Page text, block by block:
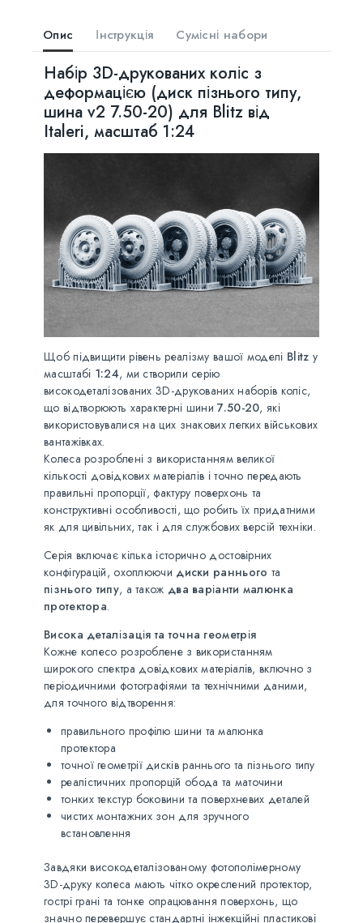
Опис Інструкція Сумісні набори
Набір 3D-друкованих коліс з
деформацією (диск пізнього типу,
шина v2 7.50-20) для Blitz від
Italeri, масштаб 1:24
Щоб підвищити рівень реалізму вашої моделі Blitz у
масштабі 1:24, ми створили серію
високодеталізованих 3D-друкованих наборів коліс,
що відтворюють характерні шини7.50-20, які
використовувалися на цих знакових легких військових
вантажівках.
Колеса розроблені з використанням великої
кількості довідкових матеріалів і точно передають
правильні пропорції, фактуру поверхонь та
конструктивні особливості, що робить їх придатними
як для цивільних, так і для службових версій техніки.
Серія включає кілька історично достовірних
конфігурацій, охоплюючи диски раннього та
пізнього типу, а також два варіанти малюнка
протектора.
Висока деталізація та точна геометрія
Кожне колесо розроблене з використанням
широкого спектра довідкових матеріалів, включно з
періодичними фотографіями та технічними даними,
для точного відтворення:
правильного профілю шини та малюнка
протектора
точної геометрії дисків раннього та пізнього типу
реалістичних пропорцій обода та маточини
тонких текстур боковини та поверхневих деталей
чистих монтажних зон для зручного
встановлення
Завдяки високодеталізованому фотополімерному
3D-друку колеса мають чітко окреслений протектор,
гострі грані та тонке опрацювання поверхонь, що
значно перевершує стандартні інжекційні пластикові